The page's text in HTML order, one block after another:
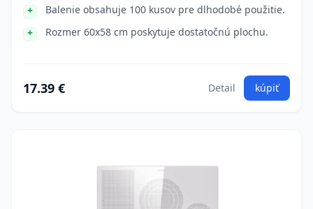
Balenie obsahuje 100 kusov pre dlhodobé použitie.
Rozmer 60x58 cm poskytuje dostatočnú plochu.
17.39 € Detail kúpiť